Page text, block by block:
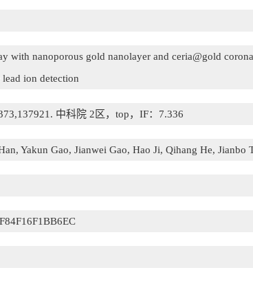
with nanoporous gold nanolayer and ceria@gold
ion detection
中科院 2区，top，IF：7.336
Yakun Gao, Jianwei Gao, Hao Ji, Qihang He,